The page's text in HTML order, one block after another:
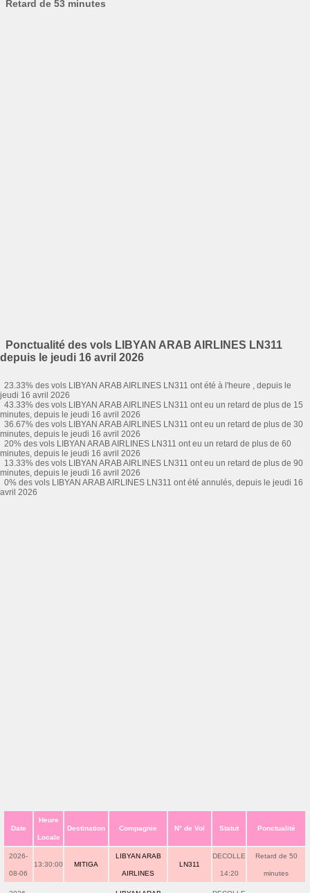
Retard de 53 minutes
Ponctualité des vols LIBYAN ARAB AIRLINES LN311
depuis le jeudi 16 avril 2026
23.33% des vols LIBYAN ARAB AIRLINES LN311 ont été à l'heure , depuis le
jeudi 16 avril 2026
43.33% des vols LIBYAN ARAB AIRLINES LN311 ont eu un retard de plus de 15
minutes, depuis le jeudi 16 avril 2026
36.67% des vols LIBYAN ARAB AIRLINES LN311 ont eu un retard de plus de 30
minutes, depuis le jeudi 16 avril 2026
20% des vols LIBYAN ARAB AIRLINES LN311 ont eu un retard de plus de 60
minutes, depuis le jeudi 16 avril 2026
13.33% des vols LIBYAN ARAB AIRLINES LN311 ont eu un retard de plus de 90
minutes, depuis le jeudi 16 avril 2026
0% des vols LIBYAN ARAB AIRLINES LN311 ont été annulés, depuis le jeudi 16
avril 2026
Date
Heure
Locale
Destination Compagnie N° de Vol Statut Ponctualité
2026-
08-06
13:30:00 MITIGA
LIBYAN ARAB
AIRLINES
LN311
DECOLLE
14:20
Retard de 50
minutes